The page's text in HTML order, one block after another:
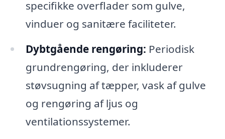
specifikke overflader som gulve,
vinduer og sanitære faciliteter.
Dybtgående rengøring: Periodisk
grundrengøring, der inkluderer
støvsugning af tæpper, vask af gulve
og rengøring af ljus og
ventilationssystemer.